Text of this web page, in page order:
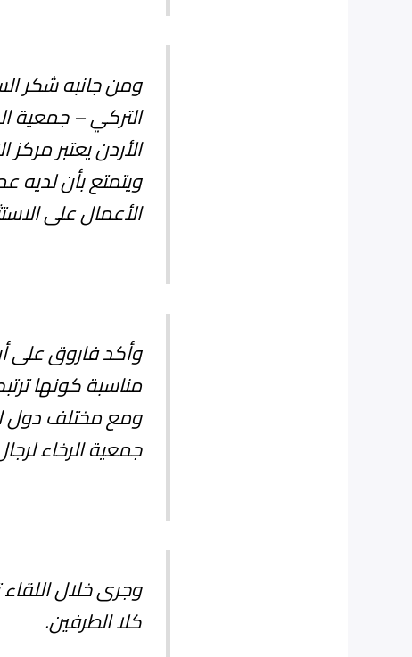
ومن جانبه شكر
التركي – جمعية
الأردن يعتبر
ويتمتع بأن
الأعمال على
وأكد فاروق على
مناسبة كونها
ومع مختلف دول
جمعية الرخاء
وجرى خلال
كلا الطرفين.